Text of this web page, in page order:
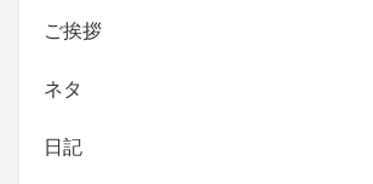
ご挨拶
ネタ
日記